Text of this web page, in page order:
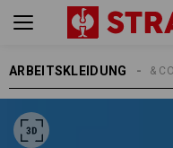
ARBEITSKLEIDUNGSHIRTS &
HERREN